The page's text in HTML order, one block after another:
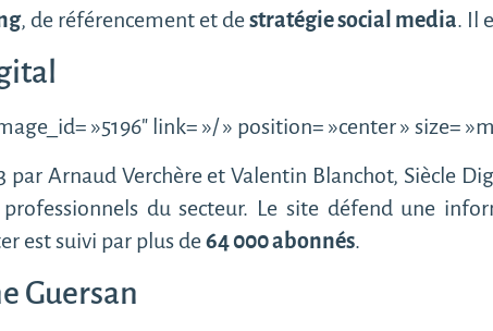
, de référencement et destratégie social media. Il
»5196″ link= »/ » position= »center » size=
par Arnaud Verchère et Valentin Blanchot, Siècle
du secteur. Le site défend une
est suivi par plus de64 000 abonnés.
Guersan